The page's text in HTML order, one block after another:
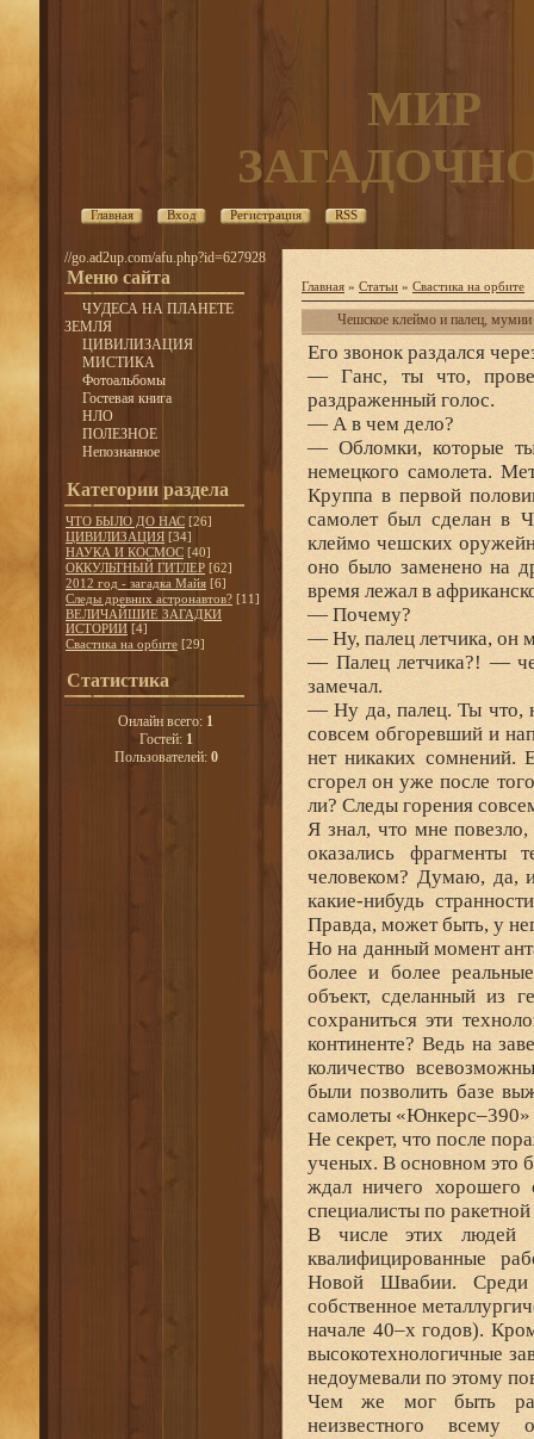
МИР
Главная Вход Регистрация RSS
//go.ad2up.com/afu.php?id=627928
Меню сайта
ЧУДЕСА НА ПЛАНЕТЕ
ЗЕМЛЯ
ЦИВИЛИЗАЦИЯ
МИСТИКА
Фотоальбомы
Гостевая книга
НЛО
ПОЛЕЗНОЕ
Непознанное
Категории раздела
ЧТО БЫЛО ДО НАС [26]
ЦИВИЛИЗАЦИЯ [34]
НАУКА И КОСМОС [40]
ОККУЛЬТНЫЙ ГИТЛЕР [62]
2012 год - загадка Майя [6]
Следы древних астронавтов? [11]
ВЕЛИЧАЙШИЕ ЗАГАДКИ
ИСТОРИИ [4]
Свастика на орбите [29]
Статистика
Онлайн всего: 1
Гостей: 1
Пользователей: 0
Главная » Статьи » Свастика на орбите
Чешское клеймо и палец, мумии
Его звонок раздался
— Ганс, ты что,
раздраженный голос.
— А в чем дело?
— Обломки, которые
немецкого самолета.
Круппа в первой
самолет был сделан в
клеймо чешских
оно было заменено на
время лежал в
— Почему?
— Ну, палец летчика, он
— Палец летчика?! —
замечал.
— Ну да, палец. Ты что,
совсем обгоревший и
нет никаких сомнений.
сгорел он уже после
ли? Следы горения
Я знал, что мне
оказались фрагменты
человеком? Думаю, да,
какие-нибудь
Правда, может быть, у
Но на данный момент
более и более
объект, сделанный из
сохраниться эти
континенте? Ведь на
количество
были позволить базе
самолеты «Юнкерс–390»
Не секрет, что после
ученых. В основном это
ждал ничего хорошего
специалисты по
В числе этих людей
квалифицированные
Новой Швабии. Среди
собственное
начале 40–х годов).
высокотехнологичные
недоумевали по этому
Чем же мог быть
неизвестного всему